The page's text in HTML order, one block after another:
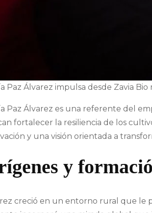
Paz Álvarez impulsa desde Zavia
Paz Álvarez es una referente del
fortalecer la resiliencia de los
y una visión orientada a
y
creció en un entorno rural que le